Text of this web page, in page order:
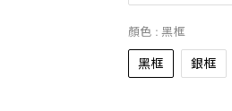
顏色 : 黑框
黑框 銀框